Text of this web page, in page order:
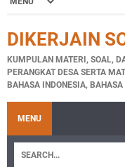
DIKERJAIN
KUMPULAN MATERI, SOAL,
PERANGKAT DESA SERTA
BAHASA INDONESIA,
MENU